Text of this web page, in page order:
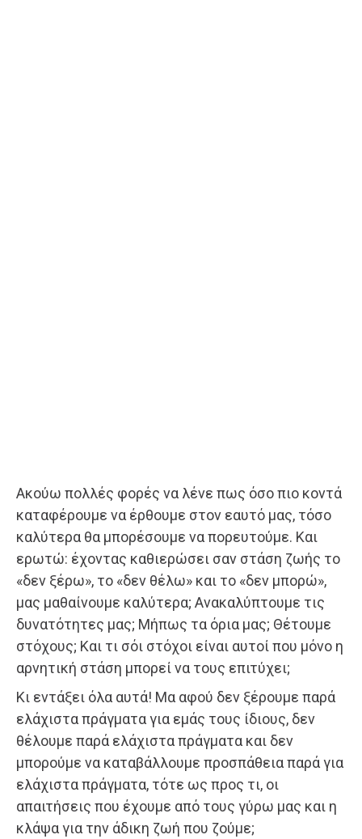
Ακούω πολλές φορές να λένε πως όσο πιο κοντά
καταφέρουμε να έρθουμε στον εαυτό μας, τόσο
καλύτερα θα μπορέσουμε να πορευτούμε. Και
ερωτώ: έχοντας καθιερώσει σαν στάση ζωής το
«δεν ξέρω», το «δεν θέλω» και το «δεν μπορώ»,
μας μαθαίνουμε καλύτερα; Ανακαλύπτουμε τις
δυνατότητες μας; Μήπως τα όρια μας; Θέτουμε
στόχους; Και τι σόι στόχοι είναι αυτοί που μόνο η
αρνητική στάση μπορεί να τους επιτύχει;
Κι εντάξει όλα αυτά! Μα αφού δεν ξέρουμε παρά
ελάχιστα πράγματα για εμάς τους ίδιους, δεν
θέλουμε παρά ελάχιστα πράγματα και δεν
μπορούμε να καταβάλλουμε προσπάθεια παρά για
ελάχιστα πράγματα, τότε ως προς τι, οι
απαιτήσεις που έχουμε από τους γύρω μας και η
κλάψα για την άδικη ζωή που ζούμε;